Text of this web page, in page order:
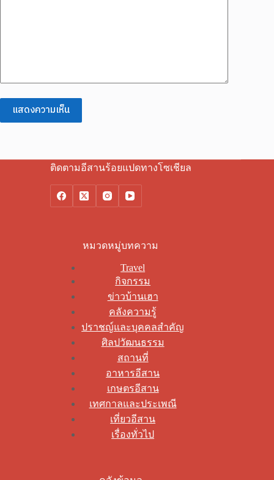
แสดงความเห็น
ติดตามอีสานร้อยแปดทางโซเชียล
หมวดหมู่บทความ
Travel
กิจกรรม
ข่าวบ้านเฮา
คลังความรู้
ปราชญ์และบุคคลสำคัญ
ศิลปวัฒนธรรม
สถานที่
อาหารอีสาน
เกษตรอีสาน
เทศกาลและประเพณี
เที่ยวอีสาน
เรื่องทั่วไป